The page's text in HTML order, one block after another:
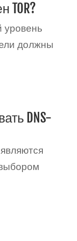
TOR?
уровень
должны
DNS-